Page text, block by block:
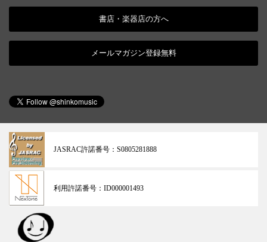
書店・楽器店の方へ
メールマガジン登録無料
JASRAC許諾番号： S0805281888
利用許諾番号： ID000001493